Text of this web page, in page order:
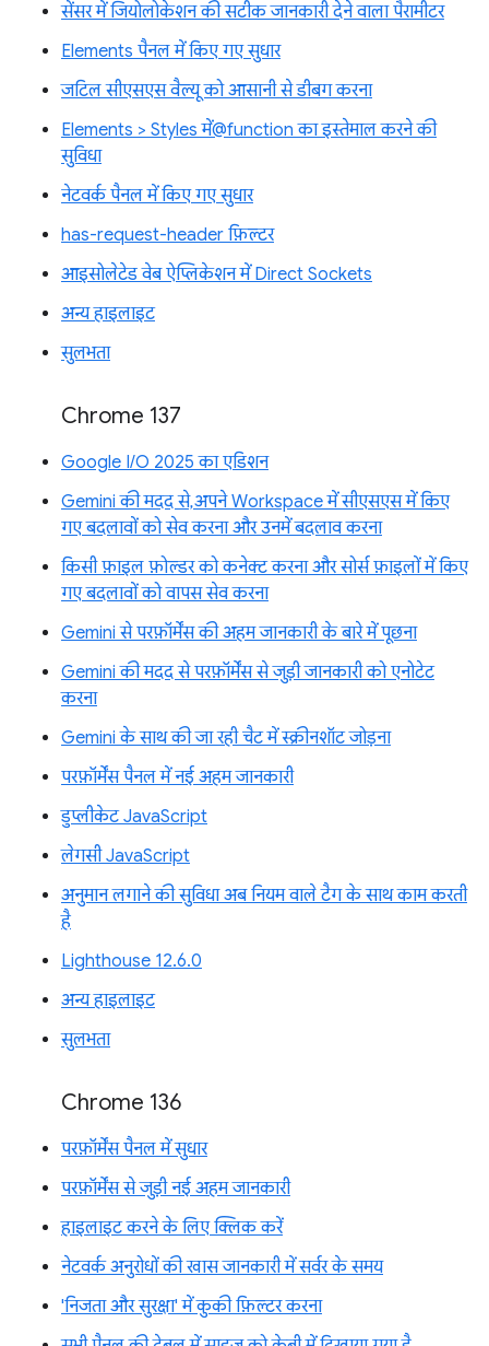
सेंसर में जियोलोकेशन की सटीक जानकारी देने वाला पैरामीटर
Elements पैनल में किए गए सुधार
जटिल सीएसएस वैल्यू को आसानी से डीबग करना
Elements > Styles में@function का इस्तेमाल करने की
सुविधा
नेटवर्क पैनल में किए गए सुधार
has-request-header फ़िल्टर
आइसोलेटेड वेब ऐप्लिकेशन में Direct Sockets
अन्य हाइलाइट
सुलभता
Chrome 137
Google I/O 2025 का एडिशन
Gemini की मदद से, अपने Workspace में सीएसएस में किए
गए बदलावों को सेव करना और उनमें बदलाव करना
किसी फ़ाइल फ़ोल्डर को कनेक्ट करना और सोर्स फ़ाइलों में किए
गए बदलावों को वापस सेव करना
Gemini से परफ़ॉर्मेंस की अहम जानकारी के बारे में पूछना
Gemini की मदद से परफ़ॉर्मेंस से जुड़ी जानकारी को एनोटेट
करना
Gemini के साथ की जा रही चैट में स्क्रीनशॉट जोड़ना
परफ़ॉर्मेंस पैनल में नई अहम जानकारी
डुप्लीकेट JavaScript
लेगसी JavaScript
अनुमान लगाने की सुविधा अब नियम वाले टैग के साथ काम करती
है
Lighthouse 12.6.0
अन्य हाइलाइट
सुलभता
Chrome 136
परफ़ॉर्मेंस पैनल में सुधार
परफ़ॉर्मेंस से जुड़ी नई अहम जानकारी
हाइलाइट करने के लिए क्लिक करें
नेटवर्क अनुरोधों की खास जानकारी में सर्वर के समय
'निजता और सुरक्षा' में कुकी फ़िल्टर करना